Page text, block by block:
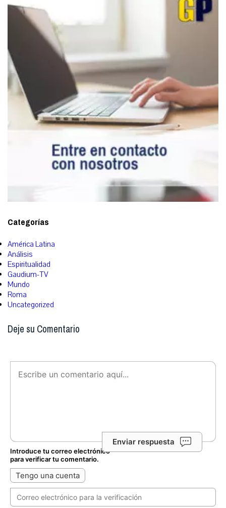
Categorías
América Latina
Análisis
Espiritualidad
Gaudium-TV
Mundo
Roma
Uncategorized
Deje su Comentario
Enviar respuesta
Introduce tu correo electrónico
para verificar tu comentario.
Tengo una cuenta